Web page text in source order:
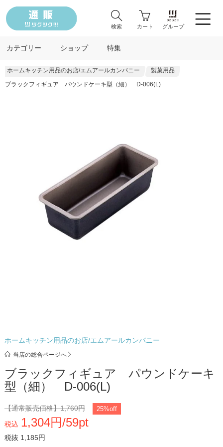
検索 カート グループ
カテゴリー ショップ 特集
ホームキッチン用品のお店/エムアールカンパニー
製菓用品
ブラックフィギュア パウンドケーキ型（細） D-006(L)
ホームキッチン用品のお店/エムアールカンパニー
当店の総合ページへ
ブラックフィギュア パウンドケーキ
型（細） D-006(L)
【通常販売価格】1,760円 25%off
税込 1,304円/59pt
税抜 1,185円